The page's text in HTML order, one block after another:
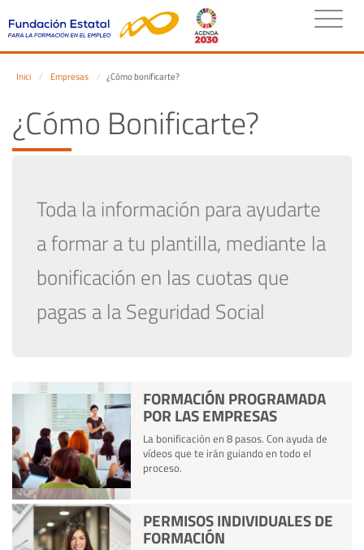
Inici Empresas ¿Cómo bonificarte?
¿Cómo Bonificarte?
Toda la información para ayudarte
a formar a tu plantilla, mediante la
bonificación en las cuotas que
pagas a la Seguridad Social
FORMACIÓN PROGRAMADA
POR LAS EMPRESAS
La bonificación en 8 pasos. Con ayuda de
vídeos que te irán guiando en todo el
proceso.
PERMISOS INDIVIDUALES DE
FORMACIÓN